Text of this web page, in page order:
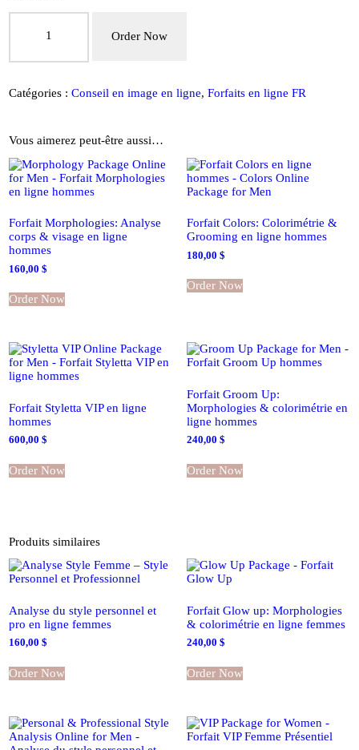
Style
Morphologies,
colorimétrie
en
hommes
Order Now
Catégories :Conseil en image en ligne,Forfaits en ligne FR
Vous aimerez peut-être aussi…
Forfait Morphologies: Analyse
corps & visage en ligne
hommes
160,00$
Order Now
Forfait Colors: Colorimétrie &
Grooming en ligne hommes
180,00 $
Order Now
Forfait Styletta VIP en ligne
hommes
600,00$
Order Now
Forfait Groom Up:
Morphologies & colorimétrie en
ligne hommes
240,00 $
Order Now
Produits similaires
Analyse du style personnel et
pro en ligne femmes
160,00$
Order Now
Forfait Glow up: Morphologies
& colorimétrie en ligne femmes
240,00 $
Order Now